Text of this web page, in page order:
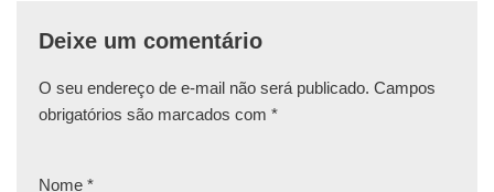
Deixe um comentário
O seu endereço de e-mail não será publicado. Campos
obrigatórios são marcados com *
Nome *